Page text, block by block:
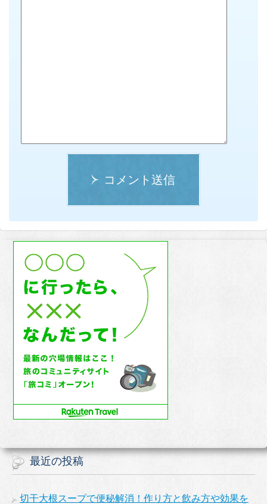
コメント送信
最近の投稿
切干大根スープで便秘解消！作り方と飲み方や効果を